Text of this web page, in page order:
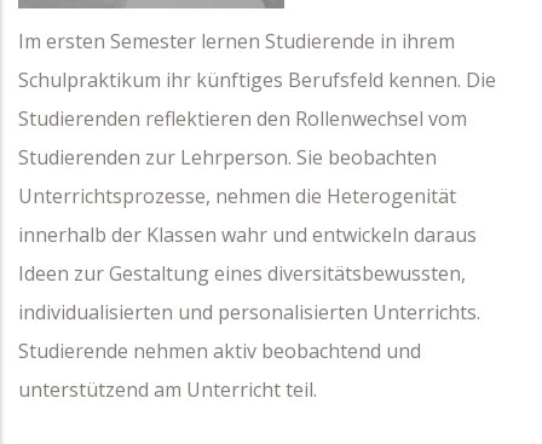
Im ersten Semester lernen Studierende in ihrem
Schulpraktikum ihr künftiges Berufsfeld kennen. Die
Studierenden reflektieren den Rollenwechsel vom
Studierenden zur Lehrperson. Sie beobachten
Unterrichtsprozesse, nehmen die Heterogenität
innerhalb der Klassen wahr und entwickeln daraus
Ideen zur Gestaltung eines diversitätsbewussten,
individualisierten und personalisierten Unterrichts.
Studierende nehmen aktiv beobachtend und
unterstützend am Unterricht teil.